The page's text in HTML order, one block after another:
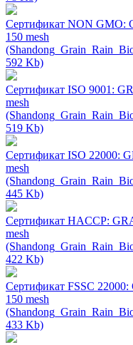
Сертификат NON GMO:
150 mesh
592 Kb)
Сертификат ISO 9001:
mesh
519 Kb)
Сертификат ISO 22000:
mesh
445 Kb)
Сертификат HACCP:
mesh
422 Kb)
Сертификат FSSC
150 mesh
433 Kb)